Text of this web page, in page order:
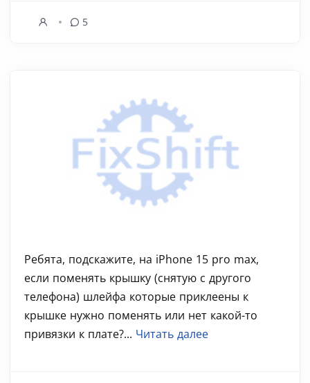
5
Ребята, подскажите, на iPhone 15 pro max,
если поменять крышку (снятую с другого
телефона) шлейфа которые приклеены к
крышке нужно поменять или нет какой-то
привязки к плате?... Читать далее